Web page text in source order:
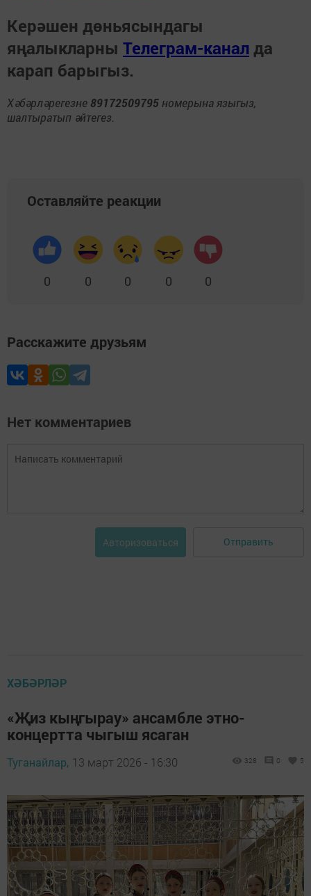
Керәшен дөньясындагы
яңалыкларны Телеграм-канал да
карап барыгыз.
Хәбәрләрегезне 89172509795 номерына языгыз,
шалтыратып әйтегез.
Оставляйте реакции
0 0 0 0 0
Расскажите друзьям
Нет комментариев
Авторизоваться Отправить
ХӘБӘРЛӘР
«Җиз кыңгырау» ансамбле этно-
концертта чыгыш ясаган
Туганайлар, 13 март 2026 - 16:30 328 0 5